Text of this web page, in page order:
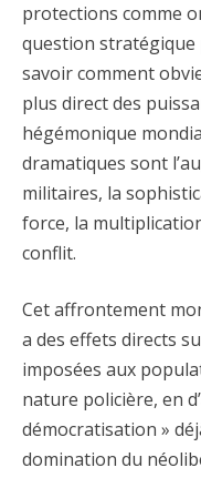
protections comme
question stratégique
savoir comment
plus direct des
hégémonique
dramatiques sont
militaires, la
force, la
conflit.
Cet affrontement
a des effets directs
imposées aux
nature policière, en
démocratisation »
domination du